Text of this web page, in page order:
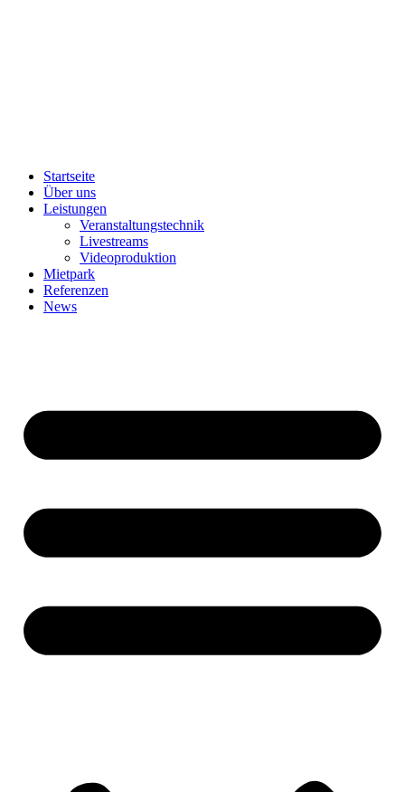
Startseite
Über uns
Leistungen
Veranstaltungstechnik
Livestreams
Videoproduktion
Mietpark
Referenzen
News